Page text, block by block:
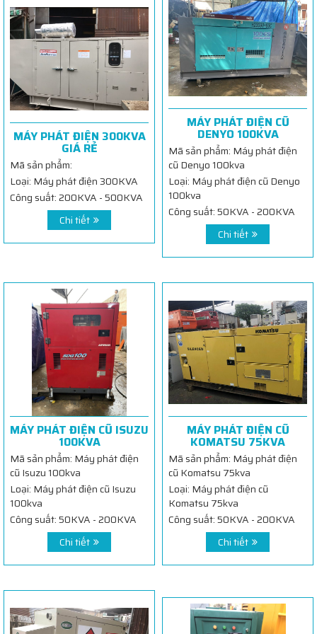
MÁY PHÁT ĐIỆN 300KVA
GIÁ RẺ
Mã sản phẩm:
Loại: Máy phát điện 300KVA
Công suất: 200KVA - 500KVA
Chi tiết
MÁY PHÁT ĐIỆN CŨ
DENYO 100KVA
Mã sản phẩm: Máy phát điện
cũ Denyo 100kva
Loại: Máy phát điện cũ Denyo
100kva
Công suất: 50KVA - 200KVA
Chi tiết
MÁY PHÁT ĐIỆN CŨ ISUZU
100KVA
Mã sản phẩm: Máy phát điện
cũ Isuzu 100kva
Loại: Máy phát điện cũ Isuzu
100kva
Công suất: 50KVA - 200KVA
Chi tiết
MÁY PHÁT ĐIỆN CŨ
KOMATSU 75KVA
Mã sản phẩm: Máy phát điện
cũ Komatsu 75kva
Loại: Máy phát điện cũ
Komatsu 75kva
Công suất: 50KVA - 200KVA
Chi tiết